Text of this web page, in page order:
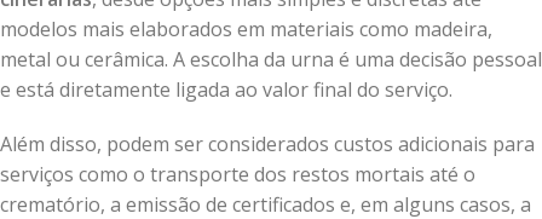
modelos mais elaborados em materiais como madeira,
metal ou cerâmica. A escolha da urna é uma decisão pessoal
e está diretamente ligada ao valor final do serviço.
Além disso, podem ser considerados custos adicionais para
serviços como o transporte dos restos mortais até o
crematório, a emissão de certificados e, em alguns casos, a